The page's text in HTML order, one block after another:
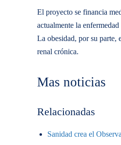
El proyecto se financia
actualmente la
La obesidad, por su parte,
renal crónica.
Mas noticias
Relacionadas
Sanidad crea el